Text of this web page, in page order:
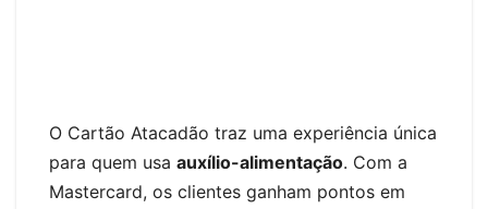
O Cartão Atacadão traz uma experiência única
para quem usa auxílio-alimentação. Com a
Mastercard, os clientes ganham pontos em